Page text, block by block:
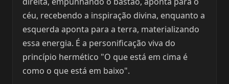
céu, recebendo a inspiração divina, enquanto a
esquerda aponta para a terra, materializando
essa energia. É a personificação viva do
princípio hermético "O que está em cima é
como o que está em baixo".